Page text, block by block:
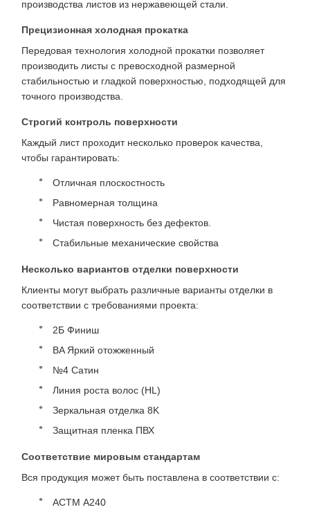
производства листов из нержавеющей стали.
Прецизионная холодная прокатка
Передовая технология холодной прокатки позволяет
производить листы с превосходной размерной
стабильностью и гладкой поверхностью, подходящей для
точного производства.
Строгий контроль поверхности
Каждый лист проходит несколько проверок качества,
чтобы гарантировать:
Отличная плоскостность
Равномерная толщина
Чистая поверхность без дефектов.
Стабильные механические свойства
Несколько вариантов отделки поверхности
Клиенты могут выбрать различные варианты отделки в
соответствии с требованиями проекта:
2Б Финиш
BA Яркий отожженный
№4 Сатин
Линия роста волос (HL)
Зеркальная отделка 8K
Защитная пленка ПВХ
Соответствие мировым стандартам
Вся продукция может быть поставлена ​​в соответствии с:
АСТМ А240